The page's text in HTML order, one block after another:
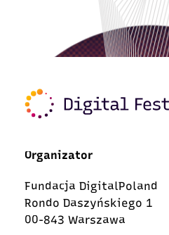
Organizator
Fundacja DigitalPoland
Rondo Daszyńskiego 1
00-843 Warszawa